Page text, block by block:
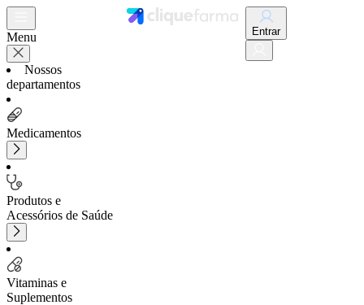
Menu
Nossos
departamentos
Medicamentos
Produtos e
Acessórios de Saúde
Vitaminas e
Suplementos
Entrar